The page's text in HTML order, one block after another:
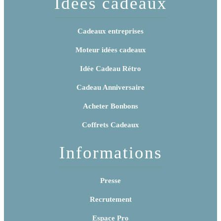
Cadeaux entreprises
Moteur idées cadeaux
Idée Cadeau Rétro
Cadeau Anniversaire
Acheter Bonbons
Coffrets Cadeaux
Informations
Presse
Recrutement
Espace Pro